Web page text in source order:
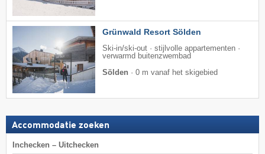
Grünwald Resort Sölden
Ski-in/ski-out · stijlvolle appartementen ·
verwarmd buitenzwembad
Sölden · 0 m vanaf het skigebied
Accommodatie zoeken
Inchecken – Uitchecken